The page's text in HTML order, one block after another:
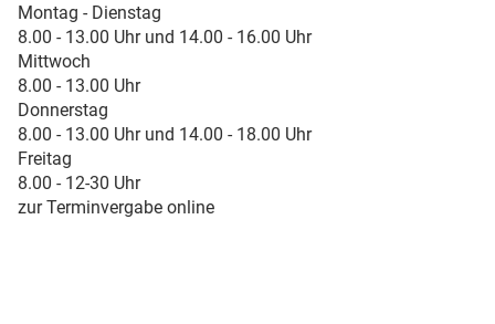
Montag - Dienstag
8.00 - 13.00 Uhr und 14.00 - 16.00 Uhr
Mittwoch
8.00 - 13.00 Uhr
Donnerstag
8.00 - 13.00 Uhr und 14.00 - 18.00 Uhr
Freitag
8.00 - 12-30 Uhr
zur Terminvergabe online